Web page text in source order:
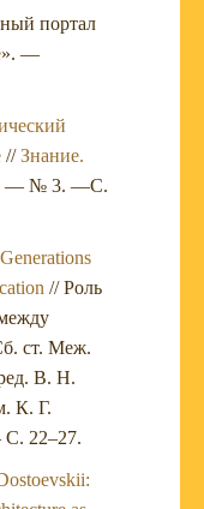
портал
». —
//Знание.
— № 3. —С.
// Роль
ст. Меж.
В. Н.
К. Г.
22–27.